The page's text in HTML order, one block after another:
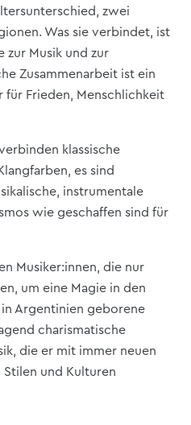
zwei
Was sie verbindet, ist
zur Musik und zur
Zusammenarbeit ist ein
für Frieden, Menschlichkeit
klassische
es sind
instrumentale
wie geschaffen sind für
Musiker:innen, die nur
um eine Magie in den
in Argentinien geborene
charismatische
die er mit immer neuen
und Kulturen